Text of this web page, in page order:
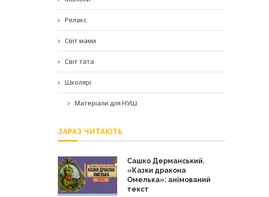
Релакс
Світ мами
Світ тата
Школярі
Матеріали для НУШ
ЗАРАЗ ЧИТАЮТЬ
Сашко Дерманський.
«Казки дракона
Омелька»: анімований
текст